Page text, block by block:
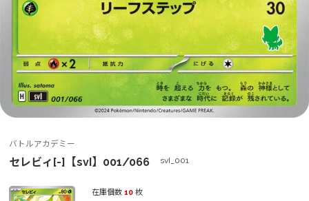
バトルアカデミー
セレビィ[-]【svI】001/066 svI_001
在庫個数 10 枚